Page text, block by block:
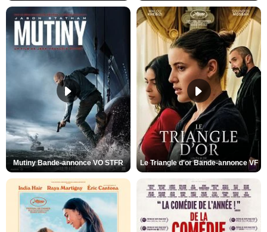
Mutiny Bande-annonce VO STFR Le Triangle d'or Bande-annonce VF